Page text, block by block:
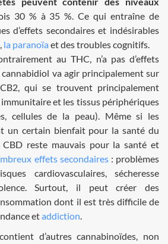
30 % à 35 %. Ce qui entraîne de
d’effets secondaires et indésirables
la paranoïa et des troubles cognitifs.
au THC, n’a pas d’effets
cannabidiol va agir principalement sur
qui se trouvent principalement
immunitaire et les tissus périphériques
cellules de la peau). Même si les
un certain bienfait pour la santé du
reste mauvais pour la santé et
effets secondaires: problèmes
cardiovasculaires, sécheresse
Surtout, il peut créer des
dont il est très difficile de
etaddiction.
d’autres cannabinoïdes, non